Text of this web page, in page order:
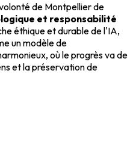
de Montpellier de
et responsabilité
éthique et durable de l'IA,
un modèle de
où le progrès va de
et la préservation de